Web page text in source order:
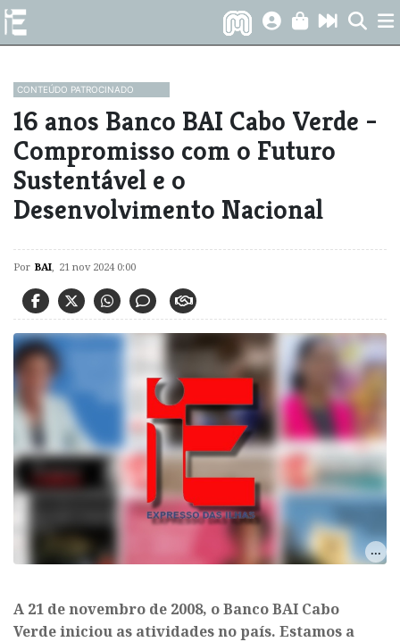
CONTEÚDO PATROCINADO
16 anos Banco BAI Cabo Verde -
Compromisso com o Futuro
Sustentável e o
Desenvolvimento Nacional
Por BAI, 21 nov 2024 0:00
A 21 de novembro de 2008, o Banco BAI Cabo
Verde iniciou as atividades no país. Estamos a